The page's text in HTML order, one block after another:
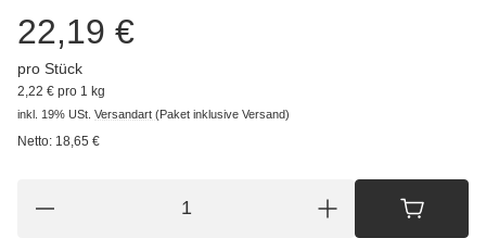
22,19 €
pro Stück
2,22 € pro 1 kg
inkl. 19% USt. Versandart (Paket inklusive Versand)
Netto: 18,65 €